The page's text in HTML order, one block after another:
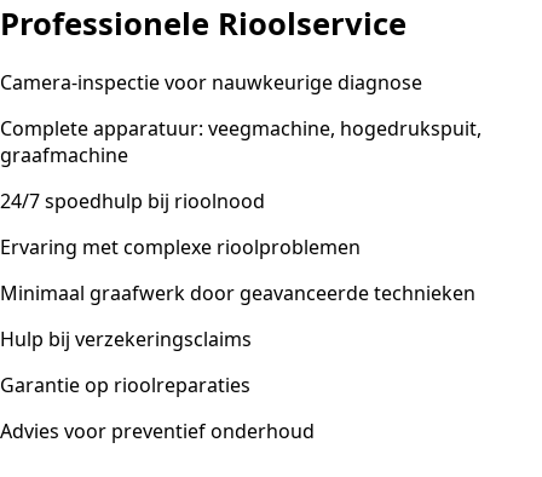
Professionele Rioolservice
Camera-inspectie voor nauwkeurige diagnose
Complete apparatuur: veegmachine, hogedrukspuit,
graafmachine
24/7 spoedhulp bij rioolnood
Ervaring met complexe rioolproblemen
Minimaal graafwerk door geavanceerde technieken
Hulp bij verzekeringsclaims
Garantie op rioolreparaties
Advies voor preventief onderhoud